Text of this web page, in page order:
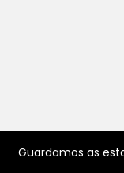
Guardamos as